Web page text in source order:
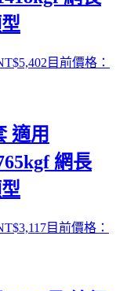
5,402 目前價格：
適用
網長
3,117目前價格：